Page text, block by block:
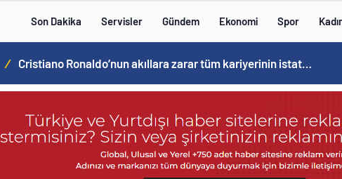
Son Dakika Servisler Gündem Ekonomi Spor
/ Cristiano Ronaldo’nun akıllara zarar tüm kariyerinin istatistiğini çıkardık !